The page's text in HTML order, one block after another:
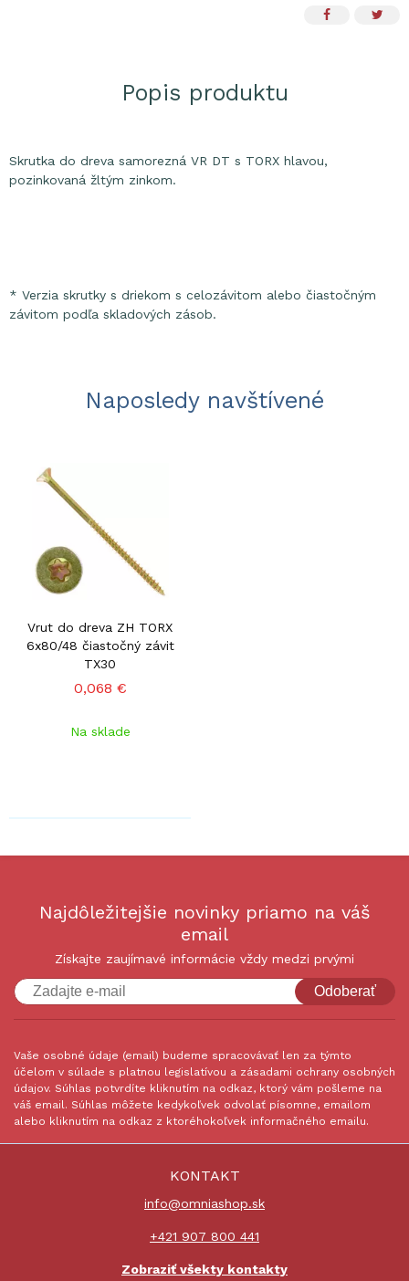
Popis produktu
Skrutka do dreva samorezná VR DT s TORX hlavou,
pozinkovaná žltým zinkom.
* Verzia skrutky s driekom s celozávitom alebo čiastočným
závitom podľa skladových zásob.
Naposledy navštívené
Vrut do dreva ZH TORX
6x80/48 čiastočný závit
TX30
0,068 €
Na sklade
Najdôležitejšie novinky priamo na váš
email
Získajte zaujímavé informácie vždy medzi prvými
Odoberať
Vaše osobné údaje (email) budeme spracovávať len za týmto
účelom v súlade s platnou legislatívou a zásadami ochrany osobných
údajov. Súhlas potvrdíte kliknutím na odkaz, ktorý vám pošleme na
váš email. Súhlas môžete kedykoľvek odvolať písomne, emailom
alebo kliknutím na odkaz z ktoréhokoľvek informačného emailu.
KONTAKT
info@omniashop.sk
+421 907 800 441
Zobraziť všekty kontakty